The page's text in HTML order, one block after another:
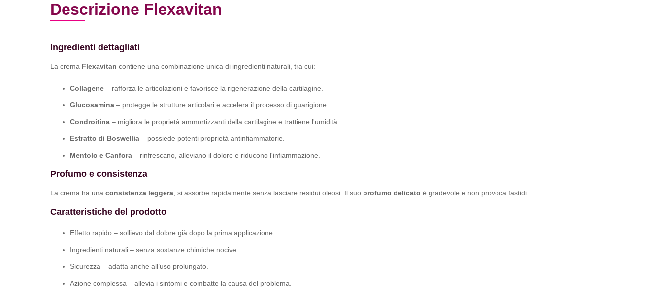
Descrizione Flexavitan
Ingredienti dettagliati
La crema Flexavitan contiene una combinazione unica di ingredienti naturali, tra cui:
Collagene – rafforza le articolazioni e favorisce la rigenerazione della cartilagine.
Glucosamina – protegge le strutture articolari e accelera il processo di guarigione.
Condroitina – migliora le proprietà ammortizzanti della cartilagine e trattiene l'umidità.
Estratto di Boswellia – possiede potenti proprietà antinfiammatorie.
Mentolo e Canfora – rinfrescano, alleviano il dolore e riducono l'infiammazione.
Profumo e consistenza
La crema ha una consistenza leggera, si assorbe rapidamente senza lasciare residui oleosi. Il suo profumo delicato è gradevole e non provoca fastidi.
Caratteristiche del prodotto
Effetto rapido – sollievo dal dolore già dopo la prima applicazione.
Ingredienti naturali – senza sostanze chimiche nocive.
Sicurezza – adatta anche all’uso prolungato.
Azione complessa – allevia i sintomi e combatte la causa del problema.